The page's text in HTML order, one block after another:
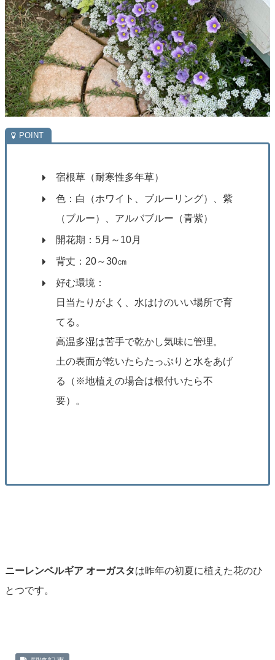
宿根草（耐寒性多年草）
色：白（ホワイト、ブルーリング）、紫
（ブルー）、アルバブルー（青紫）
開花期：5月～10月
背丈：20～30㎝
好む環境：
日当たりがよく、水はけのいい場所で育
てる。
高温多湿は苦手で乾かし気味に管理。
土の表面が乾いたらたっぷりと水をあげ
る（※地植えの場合は根付いたら不
要）。
ニーレンベルギア オーガスタは昨年の初夏に植えた花のひ
とつです。